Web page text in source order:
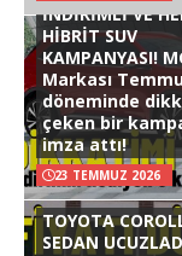
İNDİRİMLİ VE
HİBRİT SUV
KAMPANYASI!
Markası
döneminde
çeken bir
imza attı!
23 TEMMUZ 2026
TOYOTA
SEDAN